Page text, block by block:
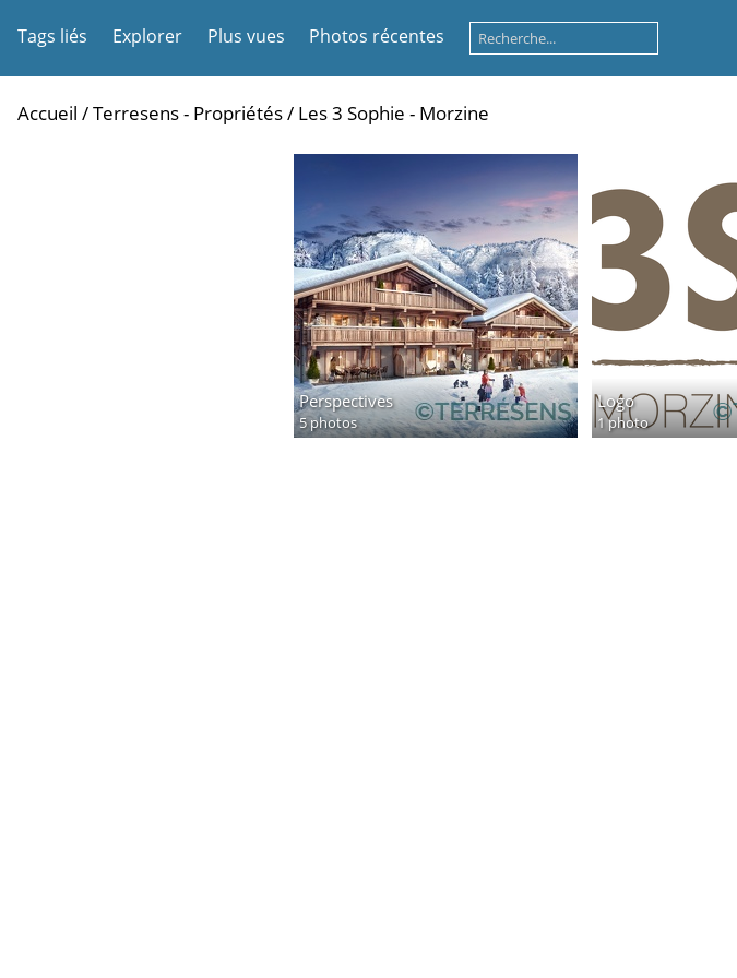
Tags liés Explorer Plus vues Photos récentes
Accueil /Terresens - Propriétés/ Les 3 Sophie - Morzine
Perspectives
5 photos
Logo
1 photo